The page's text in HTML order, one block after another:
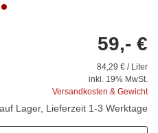
59,- €
84,29 € / Liter
inkl. 19% MwSt.
Versandkosten & Gewicht
Lager, Lieferzeit 1-3 Werktage